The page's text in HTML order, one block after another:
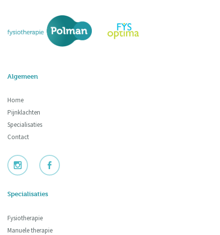
Algemeen
Home
Pijnklachten
Specialisaties
Contact
Specialisaties
Fysiotherapie
Manuele therapie